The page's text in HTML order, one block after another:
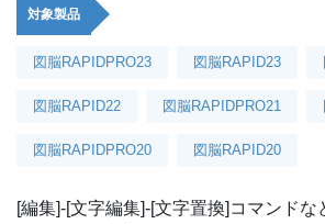
対象製品
図脳RAPIDPRO23 図脳RAPID23
図脳RAPID22 図脳RAPIDPRO21
図脳RAPIDPRO20 図脳RAPID20
[編集]-[文字編集]-[文字置換]コマンドな